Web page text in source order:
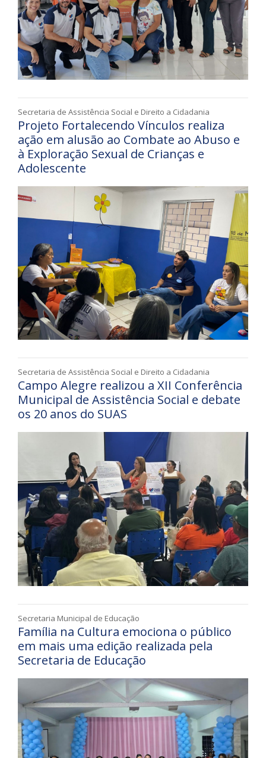
Secretaria de Assistência Social e Direito a Cidadania
Projeto Fortalecendo Vínculos realiza
ação em alusão ao Combate ao Abuso e
à Exploração Sexual de Crianças e
Adolescente
Secretaria de Assistência Social e Direito a Cidadania
Campo Alegre realizou a XII Conferência
Municipal de Assistência Social e debate
os 20 anos do SUAS
Secretaria Municipal de Educação
Família na Cultura emociona o público
em mais uma edição realizada pela
Secretaria de Educação